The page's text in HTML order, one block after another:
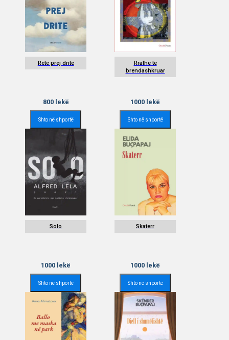
Retë prej drite
800lekë
Shto në shportë
Rrathë të
brendashkruar
1000 lekë
Shto në shportë
Solo
1000 lekë
Shto në shportë
Skaterr
1000 lekë
Shto në shportë